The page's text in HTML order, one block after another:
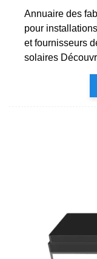
Annuaire des
pour
et fournisseurs
solaires